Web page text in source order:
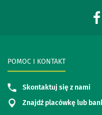
POMOC I KONTAKT
Skontaktuj się z nami
Znajdź placówkę lub